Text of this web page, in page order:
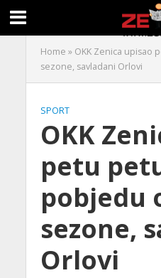
Home » OKK Zenica upisao
sezone, savladani Orlovi
SPORT
OKK
petu
pobjedu
sezone,
Orlovi